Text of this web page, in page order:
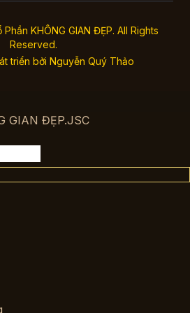
KHÔNG GIAN ĐẸP. All Rights
Reserved.
triển bởi Nguyễn Quý Thảo
GIAN ĐẸP.JSC